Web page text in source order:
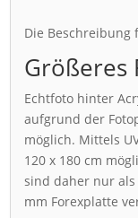
Die
Größeres
Echtfoto hinter
aufgrund der
möglich. Mittels
120 x 180 cm
sind daher nur als
mm Forexplatte